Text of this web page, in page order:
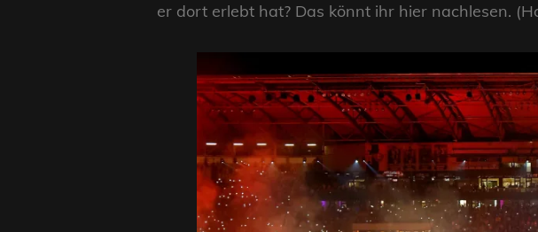
er dort erlebt hat? Das könnt ihr hier nachlesen.